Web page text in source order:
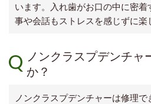
います。入れ歯がお口の中に密
事や会話もストレスを感じずに楽
ノンクラスプデンチャ
か？
ノンクラスプデンチャーは修理で